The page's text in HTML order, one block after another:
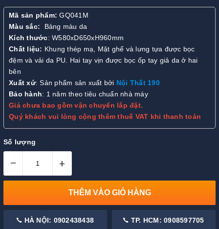
Mã sản phẩm: GQ041M
Màu sắc: Bảng màu da
Kích thước: W580xD650xH960mm
Chất liệu: Khung thép mạ, Mặt ghế và lưng tựa được bọc
đệm và vải da PU. Hai tay vịn được bọc ốp tay giả da ở hai
bên
Xuất xứ: Sản phẩm sản xuất bởi Nội Thất 190
Bảo hành: 1 năm theo tiêu chuẩn nhà máy
Giá chưa bao gồm vận chuyển lắp đặt.
Quý khách vui lòng cộng thêm thuế VAT khi thanh toán
Số lượng
– +
THÊM VÀO GIỎ HÀNG
HÀ NỘI: 0902438438 TP. HCM: 0908597705